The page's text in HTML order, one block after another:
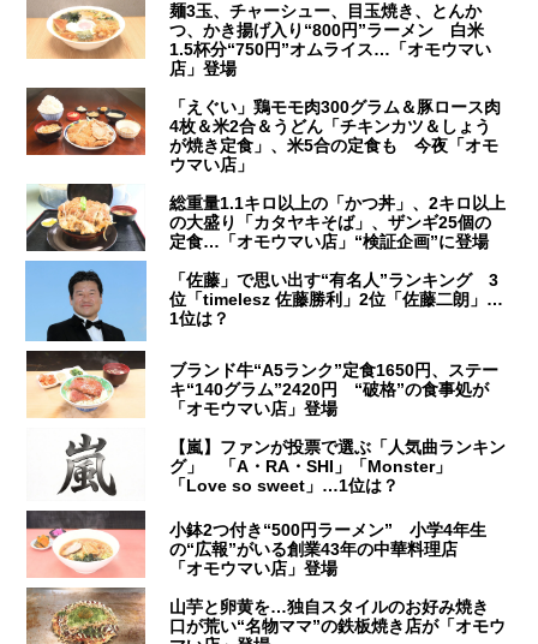
麺3玉、チャーシュー、目玉焼き、とんか
つ、かき揚げ入り“800円”ラーメン 白米
1.5杯分“750円”オムライス…「オモウマい
店」登場
「えぐい」鶏モモ肉300グラム＆豚ロース肉
4枚＆米2合＆うどん「チキンカツ＆しょう
が焼き定食」、米5合の定食も 今夜「オモ
ウマい店」
総重量1.1キロ以上の「かつ丼」、2キロ以上
の大盛り「カタヤキそば」、ザンギ25個の
定食…「オモウマい店」“検証企画”に登場
「佐藤」で思い出す“有名人”ランキング 3
位「timelesz 佐藤勝利」2位「佐藤二朗」…
1位は？
ブランド牛“A5ランク”定食1650円、ステー
キ“140グラム”2420円 “破格”の食事処が
「オモウマい店」登場
【嵐】ファンが投票で選ぶ「人気曲ランキン
グ」 「A・RA・SHI」「Monster」
「Love so sweet」…1位は？
小鉢2つ付き“500円ラーメン” 小学4年生
の“広報”がいる創業43年の中華料理店
「オモウマい店」登場
山芋と卵黄を…独自スタイルのお好み焼き
口が荒い“名物ママ”の鉄板焼き店が「オモウ